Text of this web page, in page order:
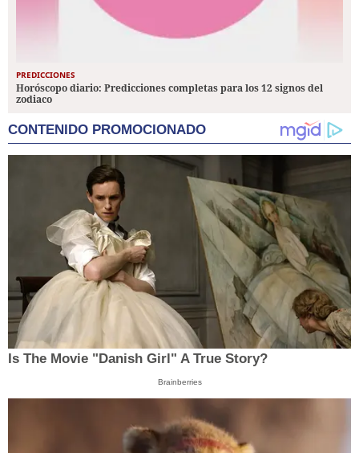
PREDICCIONES
Horóscopo diario: Predicciones completas para los 12 signos del
zodiaco
CONTENIDO PROMOCIONADO
Is The Movie "Danish Girl" A True Story?
Brainberries